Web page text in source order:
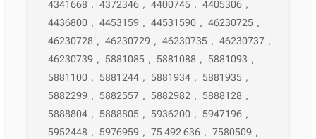
4341668 , 4372346 , 4400745 , 4405306 ,
4436800 , 4453159 , 44531590 , 46230725 ,
46230728 , 46230729 , 46230735 , 46230737 ,
46230739 , 5881085 , 5881088 , 5881093 ,
5881100 , 5881244 , 5881934 , 5881935 ,
5882299 , 5882557 , 5882982 , 5888128 ,
5888804 , 5888805 , 5936200 , 5947196 ,
5952448 , 5976959 , 75 492 636 , 7580509 ,